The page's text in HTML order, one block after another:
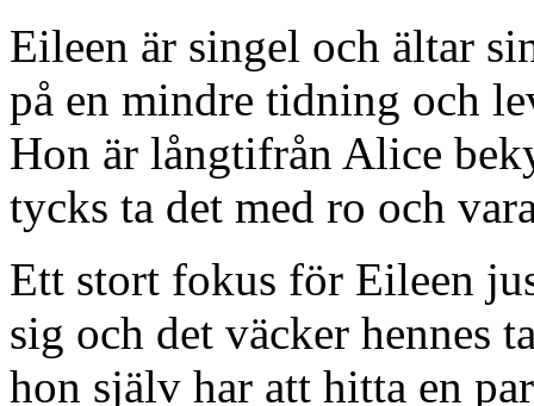
Eileen är singel och ältar
på en mindre tidning och
Hon är långtifrån Alice
tycks ta det med ro och
Ett stort fokus för Eileen
sig och det väcker hennes
hon själv har att hitta en